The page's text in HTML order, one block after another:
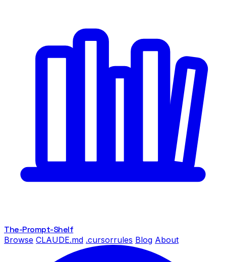
The-Prompt-Shelf
Browse CLAUDE.md .cursorrules Blog About